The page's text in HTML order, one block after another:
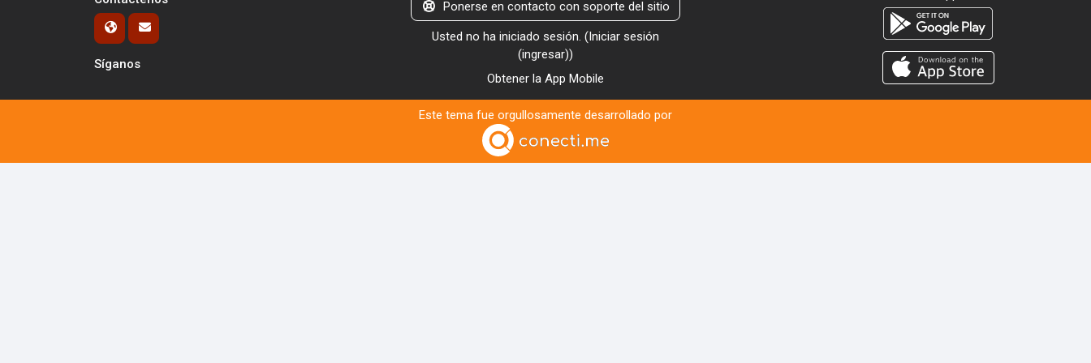
Síganos
Ponerse en contacto con soporte del sitio
Usted no ha iniciado sesión. (Iniciar sesión
(ingresar))
Obtener la App Mobile
Este tema fue orgullosamente desarrollado por